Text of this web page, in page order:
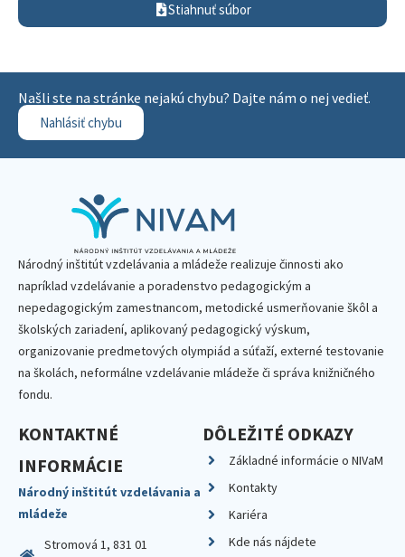
Stiahnuť súbor
Našli ste na stránke nejakú chybu? Dajte nám o nej vedieť.
Nahlásiť chybu
Národný inštitút vzdelávania a mládeže realizuje činnosti ako
napríklad vzdelávanie a poradenstvo pedagogickým a
nepedagogickým zamestnancom, metodické usmerňovanie škôl a
školských zariadení, aplikovaný pedagogický výskum,
organizovanie predmetových olympiád a súťaží, externé testovanie
na školách, neformálne vzdelávanie mládeže či správa knižničného
fondu.
KONTAKTNÉ
INFORMÁCIE
Národný inštitút vzdelávania a
mládeže
Stromová 1, 831 01
DÔLEŽITÉ ODKAZY
Základné informácie o NIVaM
Kontakty
Kariéra
Kde nás nájdete